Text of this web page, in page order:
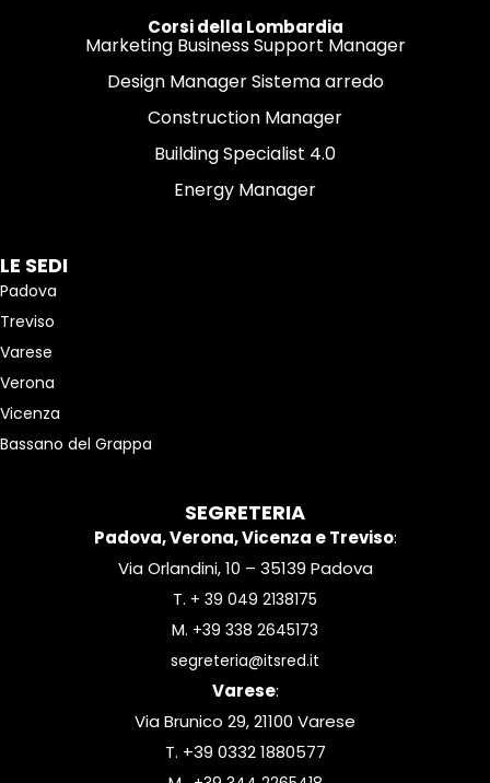
Corsi della Lombardia
Marketing Business Support Manager
Design Manager Sistema arredo
Construction Manager
Building Specialist 4.0
Energy Manager
LE SEDI
Padova
Treviso
Varese
Verona
Vicenza
Bassano del Grappa
SEGRETERIA
Padova, Verona, Vicenza e Treviso:
Via Orlandini, 10 – 35139 Padova
T. + 39 049 2138175
M. +39 338 2645173
segreteria@itsred.it
Varese:
Via Brunico 29, 21100 Varese
T. +39 0332 1880577